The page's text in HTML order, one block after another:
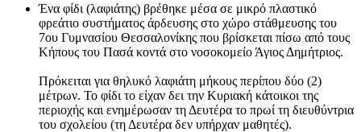
Ένα φίδι (λαφιάτης) βρέθηκε μέσα σε μικρό πλαστικό
φρεάτιο συστήματος άρδευσης στο χώρο στάθμευσης του
7ου Γυμνασίου Θεσσαλονίκης που βρίσκεται πίσω από τους
Κήπους του Πασά κοντά στο νοσοκομείο Άγιος Δημήτριος.
Πρόκειται για θηλυκό λαφιάτη μήκους περίπου δύο (2)
μέτρων. Το φίδι το είχαν δει την Κυριακή κάτοικοι της
περιοχής και ενημέρωσαν τη Δευτέρα το πρωί τη διευθύντρια
του σχολείου (τη Δευτέρα δεν υπήρχαν μαθητές).